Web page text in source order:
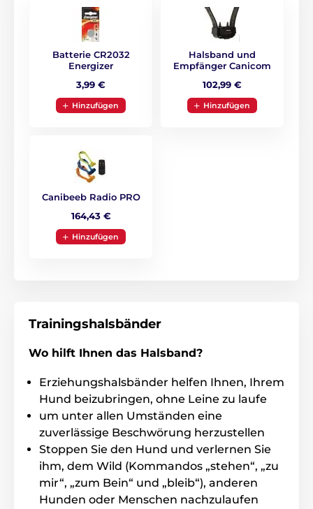
Ihren Hund anpassen. Sie können die Stärke des
Impulses jederzeit über die Taste am Sender erhöhen
oder verringern.
Batterie und Aufladen
Der Sender wird mit 2x AA LR06Batterie
3V Batterie geladen.
Wasserdichtigkeit
werden. Dies macht es zu einer idealen Wahl sowohl
für den Basisgebrauch als auch für das Training von
Hunden in Wassernähe.
Anzahl der Hunde
Mit einem Kauf von weiteren Empfängern
kann man bis zu 4 Hunden trainieren.
können Sie 1 bis 2 CANIBEEP RADIO PRO
Halsbänder mit Tonaufnahme zur Ortung Ihres
Hundes gleichzeitig oder 1 bis 4 VogelwerferCanifly
bedienen, oder deren Kombination. D.h. 1 Halsband
mit Tonaufnahme und bis 2 Vogelwerfer.
Batterie CR2032
Energizer
3,99 €
Hinzufügen
Halsband und
Empfänger Canicom
102,99 €
Hinzufügen
Canibeeb Radio PRO
164,43 €
Hinzufügen
Trainingshalsbänder
Wo hilft Ihnen das Halsband?
Erziehungshalsbänder helfen Ihnen, Ihrem
Hund beizubringen, ohne Leine zu laufe
um unter allen Umständen eine
zuverlässige Beschwörung herzustellen
Stoppen Sie den Hund und verlernen Sie
ihm, dem Wild (Kommandos „stehen“, „zu
mir“, „zum Bein“ und „bleib“), anderen
Hunden oder Menschen nachzulaufen